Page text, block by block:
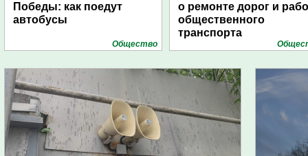
Победы: как поедут
автобусы
Общество
о ремонте дорог и
общественного
транспорта